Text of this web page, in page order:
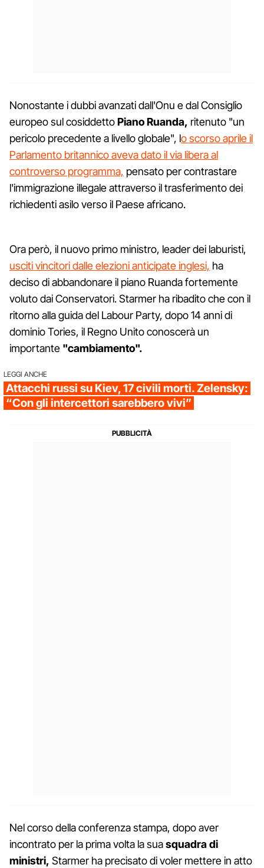
Nonostante i dubbi avanzati dall'Onu e dal Consiglio
europeo sul cosiddettoPiano Ruanda, ritenuto "un
pericolo precedente a livello globale", lo scorso aprile il
Parlamento britannico aveva dato il via libera al
controverso programma, pensato per contrastare
l'immigrazione illegale attraverso il trasferimento dei
richiedenti asilo verso il Paese africano.
Ora però, il nuovo primo ministro, leader dei laburisti,
usciti vincitori dalle elezioni anticipate inglesi, ha
deciso di abbandonare il piano Ruanda fortemente
voluto dai Conservatori. Starmer ha ribadito che con il
ritorno alla guida del Labour Party, dopo 14 anni di
dominio Tories, il Regno Unito conoscerà un
importante "cambiamento".
LEGGI ANCHE
Attacchi russi su Kiev, 17 civili morti. Zelensky:
“Con gli intercettori sarebbero vivi”
Nel corso della conferenza stampa, dopo aver
incontrato per la prima volta la suasquadra di
ministri, Starmer ha precisato di voler mettere in atto